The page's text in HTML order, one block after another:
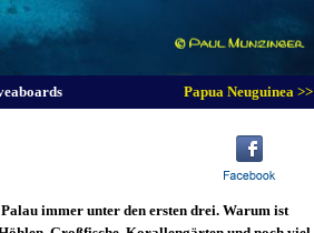
Papua Neuguinea >>
immer unter den ersten drei. Warum ist